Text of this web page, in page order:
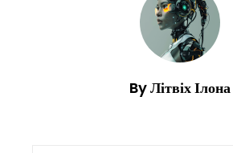
By Літвіх Ілона